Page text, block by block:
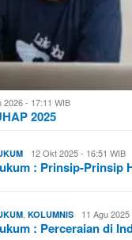
2026 - 17:11 WIB
2025
12 Okt 2025 - 16:51 WIB
: Prinsip-Prinsip
, KOLUMNIS 11 Agu
: Perceraian di